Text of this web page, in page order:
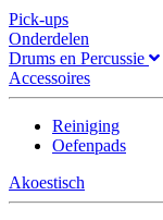
Pick-ups
Onderdelen
Drums en Percussie
Accessoires
Reiniging
Oefenpads
Akoestisch